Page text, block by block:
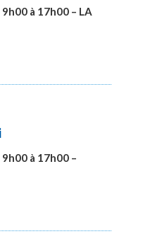
à 17h00 – LA
à 17h00 –